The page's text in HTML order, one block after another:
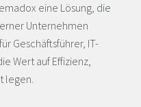
eine Lösung, die
Unternehmen
Geschäftsführer, IT-
Wert auf Effizienz,
legen.